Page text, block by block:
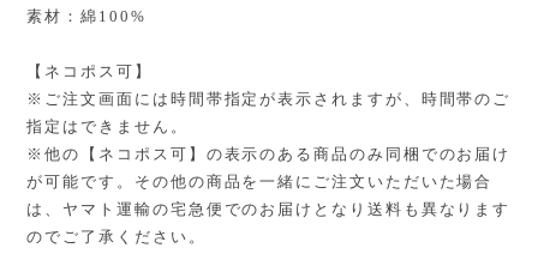
素材：綿100%
【ネコポス可】
※ご注文画面には時間帯指定が表示されますが、時間帯のご
指定はできません。
※他の【ネコポス可】の表示のある商品のみ同梱でのお届け
が可能です。その他の商品を一緒にご注文いただいた場合
は、ヤマト運輸の宅急便でのお届けとなり送料も異なります
のでご了承ください。